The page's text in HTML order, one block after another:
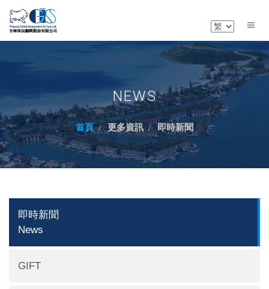
NEWS
首頁 更多資訊 即時新聞
即時新聞
News
GIFT